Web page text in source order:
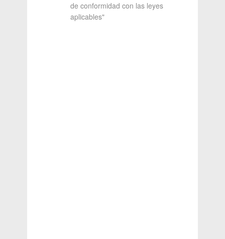
de conformidad con las leyes
aplicables"